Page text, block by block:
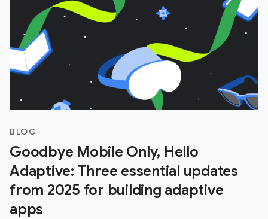
BLOG
Goodbye Mobile Only, Hello
Adaptive: Three essential updates
from 2025 for building adaptive
apps